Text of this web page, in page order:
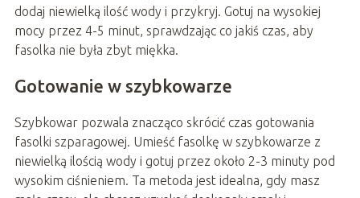
dodaj niewielką ilość wody i przykryj. Gotuj na wysokiej
mocy przez 4-5 minut, sprawdzając co jakiś czas, aby
fasolka nie była zbyt miękka.
Gotowanie w szybkowarze
Szybkowar pozwala znacząco skrócić czas gotowania
fasolki szparagowej. Umieść fasolkę w szybkowarze z
niewielką ilością wody i gotuj przez około 2-3 minuty pod
wysokim ciśnieniem. Ta metoda jest idealna, gdy masz